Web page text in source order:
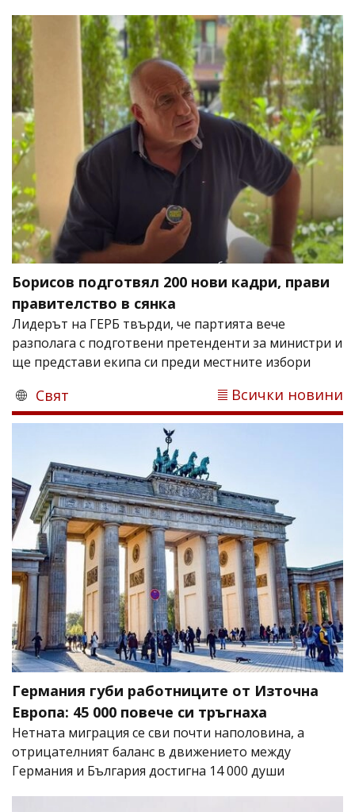
Борисов подготвял 200 нови кадри, прави
правителство в сянка
Лидерът на ГЕРБ твърди, че партията вече
разполага с подготвени претенденти за министри и
ще представи екипа си преди местните избори
Свят Всички новини
Германия губи работниците от Източна
Европа: 45 000 повече си тръгнаха
Нетната миграция се сви почти наполовина, а
отрицателният баланс в движението между
Германия и България достигна 14 000 души